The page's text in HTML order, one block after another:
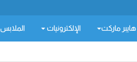
هايبر ماركت الإلكترونيات الملابس